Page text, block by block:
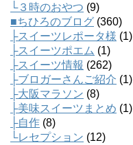
└３時のおやつ (9)
■ちひろのブログ (360)
├スイーツレポータ様 (1)
├スイーツポエム (1)
├スイーツ情報 (262)
├ブロガーさんご紹介 (1)
├大阪マラソン (8)
├美味スイーツまとめ (1)
├自作 (8)
└レセプション (12)